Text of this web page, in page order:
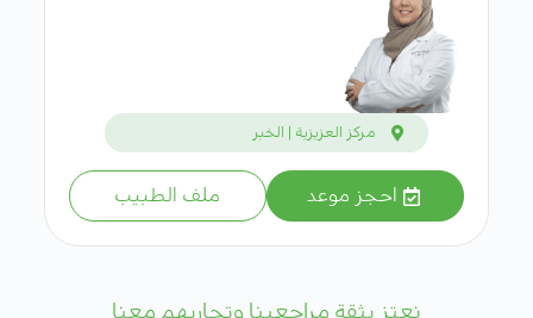
مركز العزيزية | الخبر
احجز موعد ملف الطبيب
نعتز بثقة مراجعينا وتجاربهم معنا